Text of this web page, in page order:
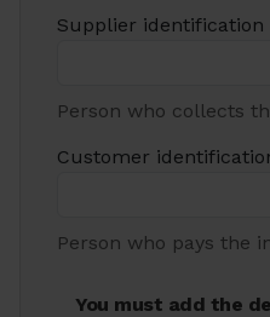
Supplier
Person who collects
Customer
Person who pays the
You must add the